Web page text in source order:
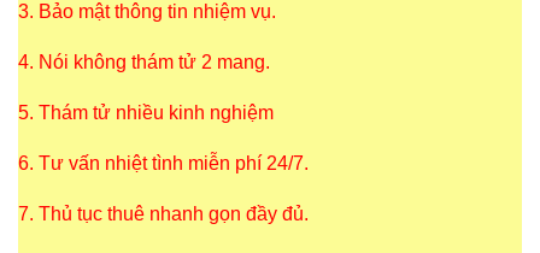
3. Bảo mật thông tin nhiệm vụ.
4. Nói không thám tử 2 mang.
5. Thám tử nhiều kinh nghiệm
6. Tư vấn nhiệt tình miễn phí 24/7.
7. Thủ tục thuê nhanh gọn đầy đủ.